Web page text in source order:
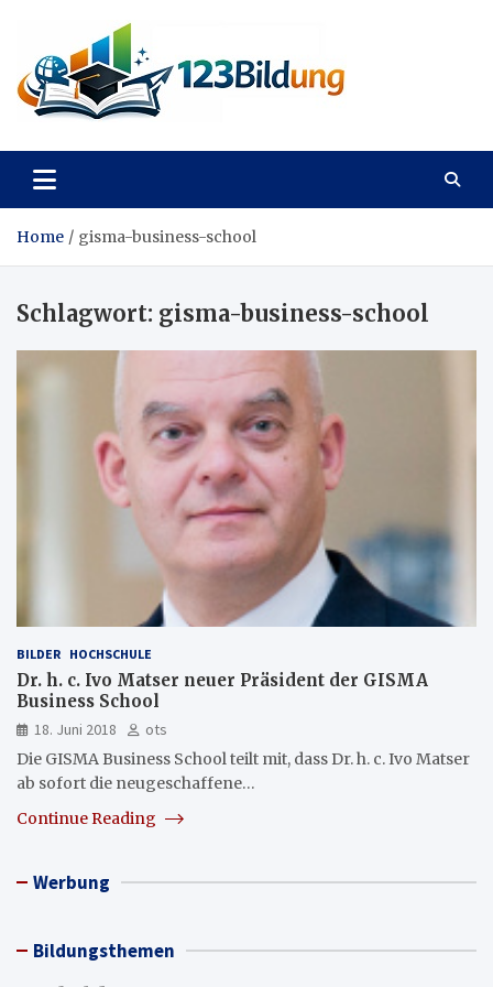
content
123Bildung
Home gisma-business-school
Schlagwort: gisma-business-school
BILDER HOCHSCHULE
Dr. h. c. Ivo Matser neuer Präsident der GISMA
Business School
18. Juni 2018
ots
Die GISMA Business School teilt mit, dass Dr. h. c. Ivo Matser
ab sofort die neugeschaffene…
Continue Reading
Werbung
Bildungsthemen